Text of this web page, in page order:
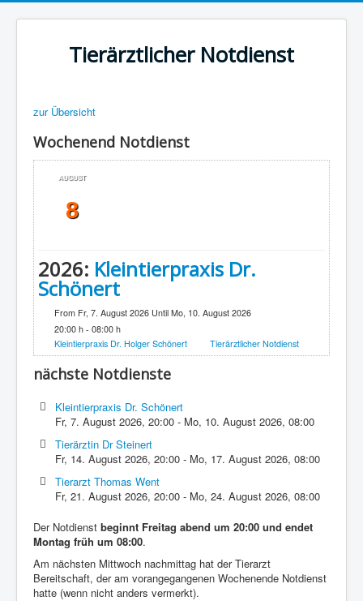
Tierärztlicher Notdienst
zur Übersicht
Wochenend Notdienst
AUGUST
8
2026: Kleintierpraxis Dr.
Schönert
From Fr, 7. August 2026 Until Mo, 10. August 2026
20:00 h - 08:00 h
Kleintierpraxis Dr. Holger Schönert
Tierärztlicher Notdienst
nächste Notdienste
Kleintierpraxis Dr. Schönert
Fr, 7. August 2026,20:00 - Mo, 10. August 2026,08:00
Tierärztin Dr Steinert
Fr, 14. August 2026,20:00 - Mo, 17. August 2026,08:00
Tierarzt Thomas Went
Fr, 21. August 2026,20:00 - Mo, 24. August 2026,08:00
Der Notdienst beginnt Freitag abend um 20:00 und endet
Montag früh um 08:00.
Am nächsten Mittwoch nachmittag hat der Tierarzt
Bereitschaft, der am vorangegangenen Wochenende Notdienst
hatte (wenn nicht anders vermerkt).